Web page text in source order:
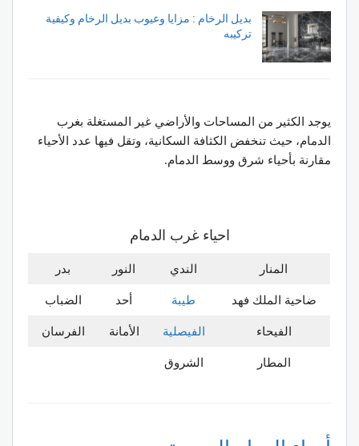
بديل الرخام : مزايا وعيوب بديل الرخام وكيفية
تركيبه
يوجد الكثير من المساحات والأراضي غير المستغلة بغرب
الدمام، حيث تنخفض الكثافة السكانية، وتقل فيها عدد الأحياء
مقارنة بأحياء شرق ووسط الدمام.
احياء غرب الدمام
المنار الندي النور بدر
ضاحية الملك فهد طيبة أحد الضباب
الفيحاء الفيصلية الأمانة الفرسان
المطار الشروق